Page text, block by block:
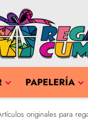
PAPELERÍA
originales para